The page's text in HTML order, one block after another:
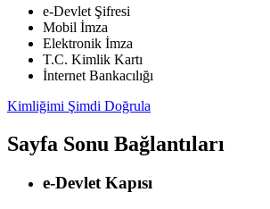
e-Devlet Şifresi
Mobil İmza
Elektronik İmza
T.C. Kimlik Kartı
İnternet Bankacılığı
Kimliğimi Şimdi Doğrula
Sayfa Sonu Bağlantıları
e-Devlet Kapısı